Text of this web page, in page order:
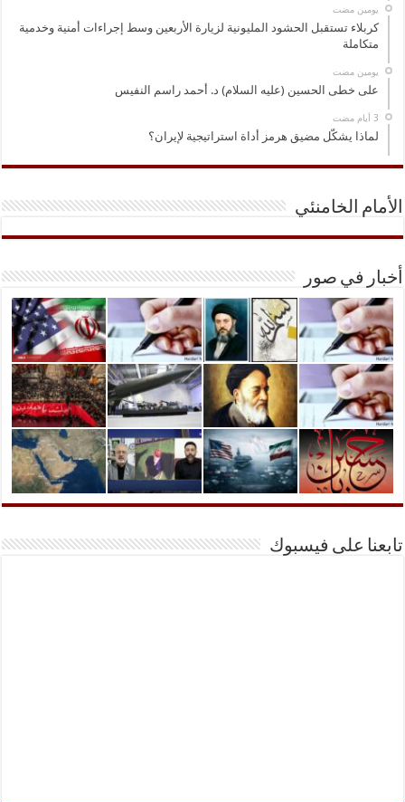
‏يومين مضت
كربلاء تستقبل الحشود المليونية لزيارة الأربعين وسط إجراءات أمنية وخدمية
متكاملة
‏يومين مضت
على خطى الحسين (عليه السلام) د. أحمد راسم النفيس
لماذا يشكّل مضيق هرمز أداة استراتيجية لإيران؟
الأمام الخامنئي
أخبار في صور
تابعنا على فيسبوك